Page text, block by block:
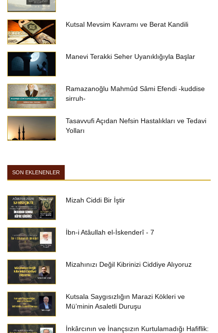
Kutsal Mevsim Kavramı ve Berat Kandili
Manevi Terakki Seher Uyanıklığıyla Başlar
Ramazanoğlu Mahmûd Sâmi Efendi -kuddise
sirruh-
Tasavvufi Açıdan Nefsin Hastalıkları ve Tedavi
Yolları
SON EKLENENLER
Mizah Ciddi Bir İştir
İbn-i Atâullah el-İskenderî - 7
Mizahınızı Değil Kibrinizi Ciddiye Alıyoruz
Kutsala Saygısızlığın Marazi Kökleri ve
Mü’minin Asaletli Duruşu
İnkârcının ve İnançsızın Kurtulamadığı Hafiflik: